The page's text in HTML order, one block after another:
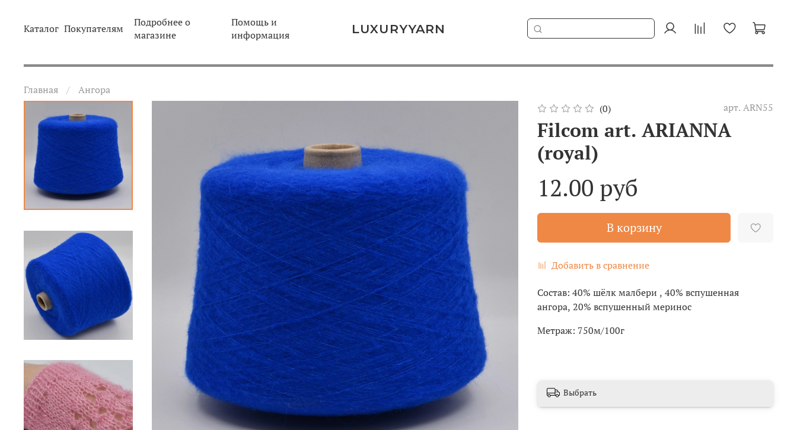
LUXURYYARN
Каталог Покупателям
Подробнее о
магазине
Помощь и
информация
Главная
Ангора
(0)
арт. ARN55
Filcom art. ARIANNA
(royal)
12.00 руб
В корзину
Добавить в сравнение
Состав: 40% шёлк малбери , 40% вспушенная
ангора, 20% вспушенный меринос
Метраж: 750м/100г
Выбрать